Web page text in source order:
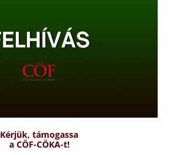
Kérjük, támogassa
a CÖF-CÖKA-t!